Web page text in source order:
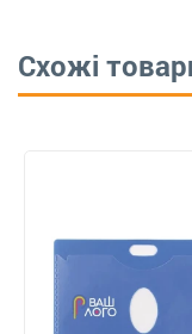
Схожі